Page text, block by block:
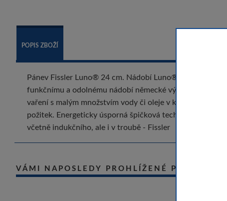
POPIS ZBOŽÍ
Pánev Fissler Luno® 24 cm. Nádobí Luno® je
funkčnímu a odolnému nádobí německé výroby. Sada
vaření s malým množstvím vody či oleje v kombinaci s
požitek. Energeticky úsporná špičková technologie dna
včetně indukčního, ale i v troubě - Fissler
VÁMI NAPOSLEDY PROHLÍŽENÉ PRODUKTY